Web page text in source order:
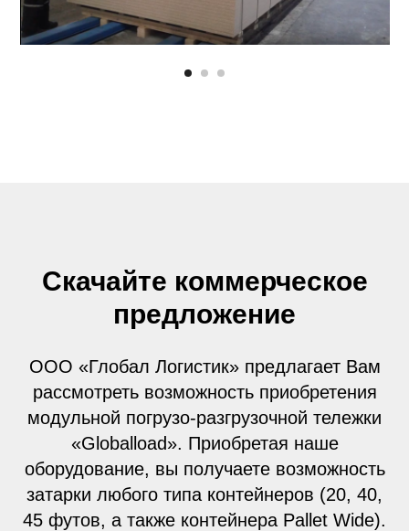
Скачайте коммерческое
предложение
ООО «Глобал Логистик» предлагает Вам
рассмотреть возможность приобретения
модульной погрузо-разгрузочной тележки
«Globalload». Приобретая наше
оборудование, вы получаете возможность
затарки любого типа контейнеров (20, 40,
45 футов, а также контейнера Pallet Wide).